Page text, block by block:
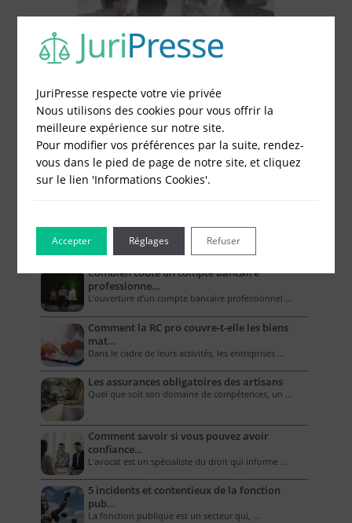
Le Blog pour les Entreprises
Combien coûte un compte bancaire
professionne…
L’ouverture d’un compte bancaire professionnel …
Comment la RC pro couvre-t-elle les biens
mat…
Dans le cadre de leurs activités, les entreprises …
Les assurances obligatoires des artisans
Quel que soit son domaine de compétences, un …
Comment savoir si vous pouvez avoir
confiance…
L'avocat est un spécialiste du droit qui informe …
5 incidents et contentieux de la fonction
pub…
La fonction publique est un secteur qui, …
JuriPresse respecte votre vie privée
Nous utilisons des cookies pour vous offrir la
meilleure expérience sur notre site.
Pour modifier vos préférences par la suite, rendez-
vous dans le pied de page de notre site, et cliquez
sur le lien 'Informations Cookies'.
Accepter Refuser
Réglages